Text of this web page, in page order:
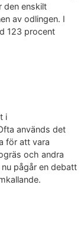
den enskilt
av odlingen. I
123 procent
i
används det
för att vara
och andra
pågår en debatt